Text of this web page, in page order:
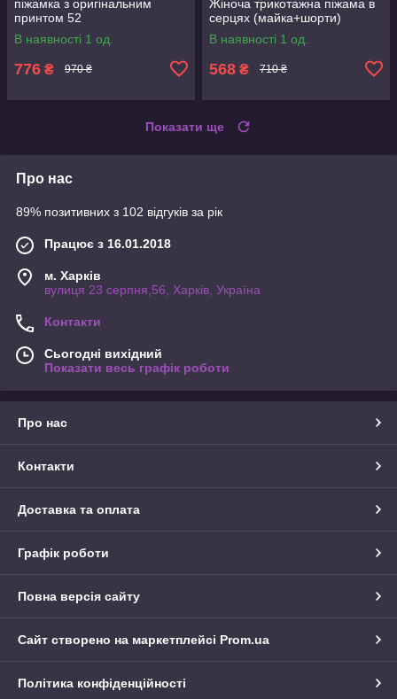
піжамка з оригінальним
принтом 52
В наявності 1 од.
776 ₴ 970 ₴
Жіноча трикотажна піжама в
серцях (майка+шорти)
В наявності 1 од.
568 ₴ 710 ₴
Показати ще
Про нас
89% позитивних з 102 відгуків за рік
Працює з 16.01.2018
м. Харків
вулиця 23 серпня,56, Харків, Україна
Контакти
Сьогодні вихідний
Показати весь графік роботи
Про нас
Контакти
Доставка та оплата
Графік роботи
Повна версія сайту
Сайт створено на маркетплейсі Prom.ua
Політика конфіденційності